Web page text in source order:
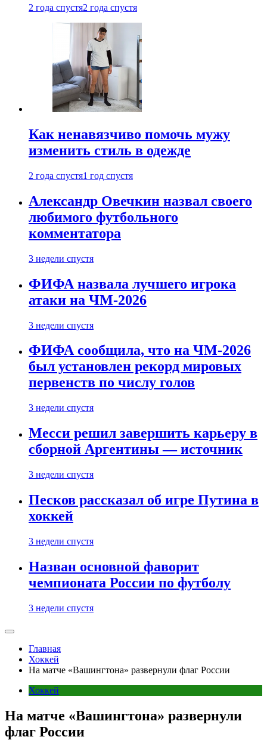
2 года спустя2 года спустя
Как ненавязчиво помочь мужу
изменить стиль в одежде
2 года спустя1 год спустя
Александр Овечкин назвал своего
любимого футбольного
комментатора
3 недели спустя
ФИФА назвала лучшего игрока
атаки на ЧМ-2026
3 недели спустя
ФИФА сообщила, что на ЧМ-2026
был установлен рекорд мировых
первенств по числу голов
3 недели спустя
Месси решил завершить карьеру в
сборной Аргентины — источник
3 недели спустя
Песков рассказал об игре Путина в
хоккей
3 недели спустя
Назван основной фаворит
чемпионата России по футболу
3 недели спустя
Главная
Хоккей
На матче «Вашингтона» развернули флаг России
Хоккей
На матче «Вашингтона» развернули
флаг России